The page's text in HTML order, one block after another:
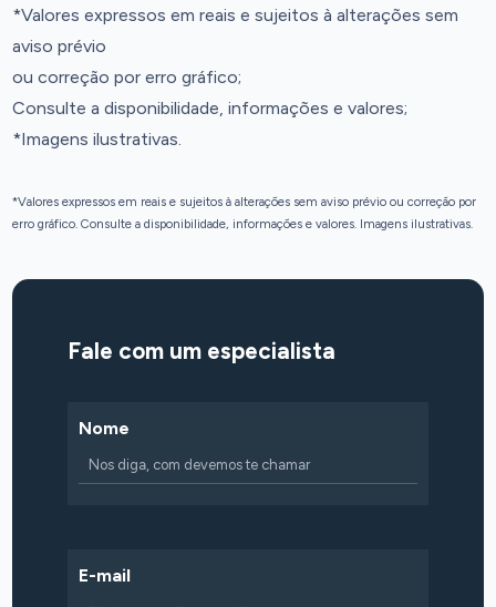
*Valores expressos em reais e sujeitos à alterações sem
aviso prévio
ou correção por erro gráfico;
Consulte a disponibilidade, informações e valores;
*Imagens ilustrativas.
*Valores expressos em reais e sujeitos à alterações sem aviso prévio ou correção por
erro gráfico. Consulte a disponibilidade, informações e valores. Imagens ilustrativas.
Fale com um especialista
Nome
E-mail